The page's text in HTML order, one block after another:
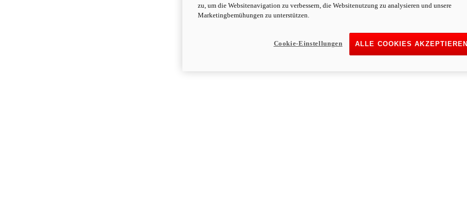
zu, um die Websitenavigation zu verbessern, die Websitenutzung zu analysieren und unsere
Marketingbemühungen zu unterstützen.
ALLE COOKIES AKZEPTIEREN
Cookie-Einstellungen